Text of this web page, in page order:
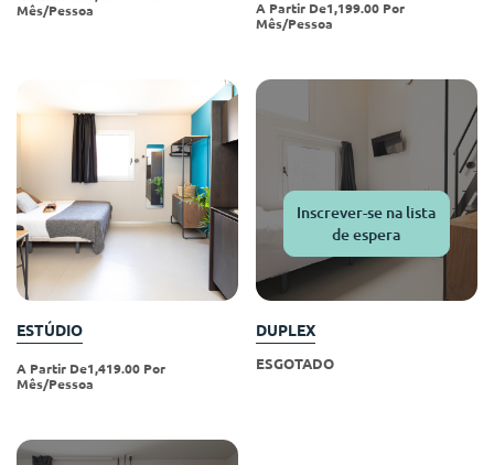
Portuguese
Mês/pessoa
A Partir De1,199.00 Por
Mês/pessoa
ESTÚDIO
A Partir De1,419.00 Por
Mês/pessoa
Inscrever-se na lista
de espera
DUPLEX
ESGOTADO